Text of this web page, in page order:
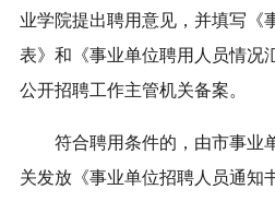
业学院提出聘用意见，并填写《
表》和《事业单位聘用人员情况
公开招聘工作主管机关备案。
符合聘用条件的，由市事业
关发放《事业单位招聘人员通知